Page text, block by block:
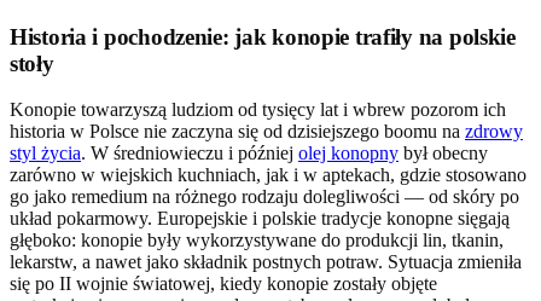
Historia i pochodzenie: jak konopie trafiły na polskie
stoły
Konopie towarzyszą ludziom od tysięcy lat i wbrew pozorom ich
historia w Polsce nie zaczyna się od dzisiejszego boomu na zdrowy
styl życia. W średniowieczu i później olej konopny był obecny
zarówno w wiejskich kuchniach, jak i w aptekach, gdzie stosowano
go jako remedium na różnego rodzaju dolegliwości — od skóry po
układ pokarmowy. Europejskie i polskie tradycje konopne sięgają
głęboko: konopie były wykorzystywane do produkcji lin, tkanin,
lekarstw, a nawet jako składnik postnych potraw. Sytuacja zmieniła
się po II wojnie światowej, kiedy konopie zostały objęte